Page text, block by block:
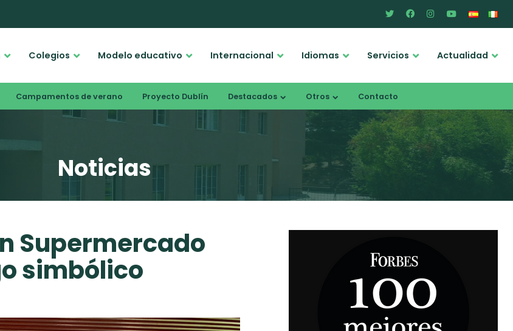
Colegios Modelo educativo Internacional Idiomas Servicios Actualidad
Campamentos de verano Proyecto Dublín Destacados Otros Contacto
Noticias
Supermercado
simbólico